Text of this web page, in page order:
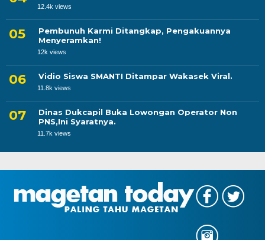
12.4k views
Pembunuh Karmi Ditangkap, Pengakuannya
Menyeramkan!
12k views
Vidio Siswa SMANTI Ditampar Wakasek Viral.
11.8k views
Dinas Dukcapil Buka Lowongan Operator Non
PNS,Ini Syaratnya.
11.7k views